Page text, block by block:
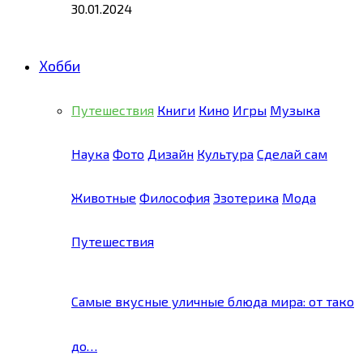
30.01.2024
Хобби
Путешествия Книги Кино Игры Музыка
Наука Фото Дизайн Культура Сделай сам
Животные Философия Эзотерика Мода
Путешествия
Самые вкусные уличные блюда мира: от тако
до…